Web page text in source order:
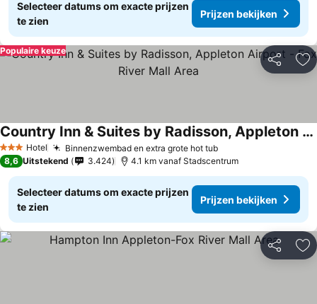
Selecteer datums om exacte prijzen
te zien
Prijzen bekijken
Delen
Populaire keuze
3 SterrenHotel Binnenzwembad en extra grote hot tubPrijzen bekijken
Country Inn & Suites by Radisson, Appleton Airport - Fox River Mall Area
Prijzen bekijken
8,6 Uitstekend 3.424 4.1 km vanaf Stadscentrum
Selecteer datums om exacte prijzen
te zien
Prijzen bekijken
Delen